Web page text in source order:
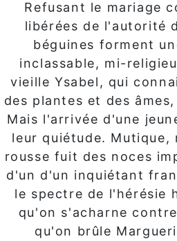
Refusant le mariage
libérées de l'autorité
béguines forment
inclassable, mi-
vieille Ysabel, qui
des plantes et des
Mais l'arrivée d'une
leur quiétude. Mutique,
rousse fuit des noces
d'un d'un inquiétant
le spectre de l'hérésie
qu'on s'acharne
qu'on brûle